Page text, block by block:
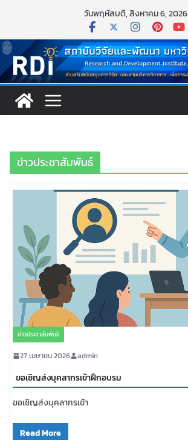
content
วันพฤหัสบดี, สิงหาคม 6, 2026
ข่าวประชาสัมพันธ์
ข่าวประชาสัมพันธ์
27 เมษายน 2026 admin
ขอเชิญส่งบุคลากรเข้าฝึกอบรม
ขอเชิญส่งบุคลากรเข้า
Read More